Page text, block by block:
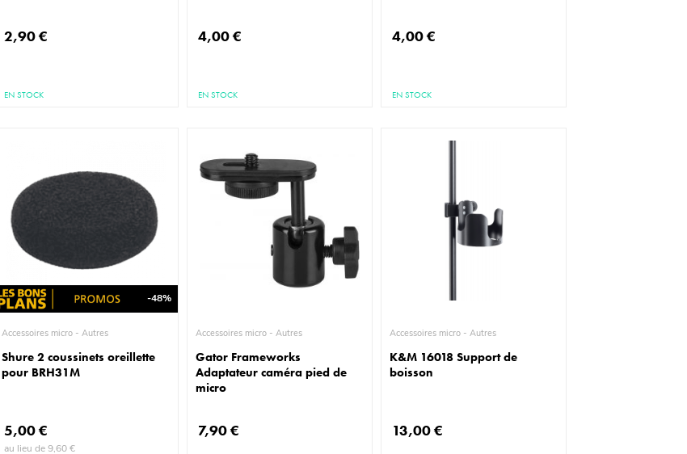
2,90 €
EN STOCK
4,00 €
EN STOCK
4,00 €
EN STOCK
-48%
Accessoires micro - Autres
Shure 2 coussinets oreillette
pour BRH31M
5,00 €
au lieu de 9,60 €
Accessoires micro - Autres
Gator Frameworks
Adaptateur caméra pied de
micro
7,90 €
Accessoires micro - Autres
K&M 16018 Support de
boisson
13,00 €